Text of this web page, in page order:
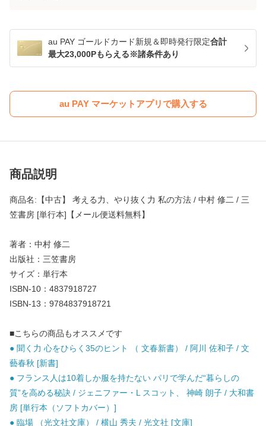
au PAY ゴールドカード新規＆即時発行限定合計
最大23,000Pもらえる※諸条件あり
au PAY マーケットアプリで購入する
商品説明
商品名:【中古】 考える力、やり抜く力 私の方法 / 中村 修二 / 三
笠書房 [単行本]【メール便送料無料】
著者：中村 修二
出版社：三笠書房
サイズ：単行本
ISBN-10：4837918727
ISBN-13：9784837918721
■こちらの商品もオススメです
● 聞く力 心をひらく35のヒント （ 文春新書） / 阿川 佐和子 / 文
藝春秋 [新書]
● フランス人は10着しか服を持たない パリで学んだ“暮らしの
質”を高める秘訣 / ジェニファー・L スコット、 神崎 朗子 / 大和書
房 [単行本（ソフトカバー）]
● 臨場 （光文社文庫） / 横山 秀夫 / 光文社 [文庫]